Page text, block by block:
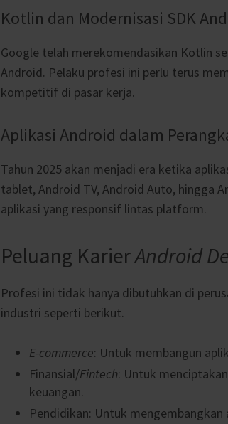
Kotlin dan Modernisasi SDK
Google telah merekomendasikan Kotlin
Android. Pelaku profesi ini perlu terus
kompetitif di pasar kerja.
Aplikasi Android dalam
Tahun 2025 akan menjadi era ketika
tablet, Android TV, Android Auto, hingga
aplikasi yang responsif lintas platform.
Peluang KarierAndroid
Profesi ini tidak hanya dibutuhkan di
industri seperti berikut.
E-commerce: Untuk membangun
Finansial/Fintech: Untuk
keuangan.
Pendidikan: Untuk mengembangkan